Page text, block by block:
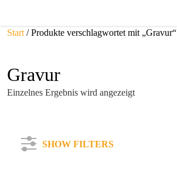
Start / Produkte verschlagwortet mit „Gravur“
Gravur
Einzelnes Ergebnis wird angezeigt
SHOW FILTERS